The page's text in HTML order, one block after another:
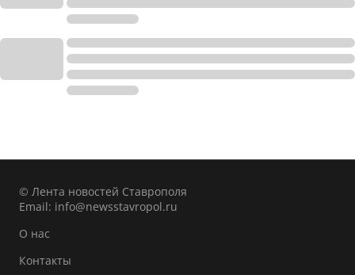
© Лента новостей Ставрополя
Email: info@newsstavropol.ru
О нас
Контакты